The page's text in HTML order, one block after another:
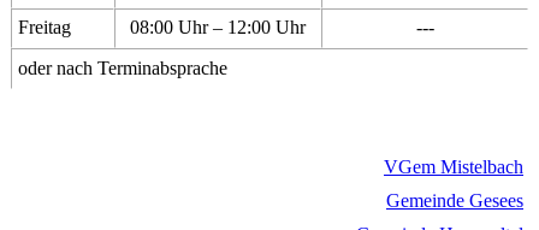
Freitag
08:00 Uhr – 12:00 Uhr
---
oder nach Terminabsprache
VGem Mistelbach
Gemeinde Gesees